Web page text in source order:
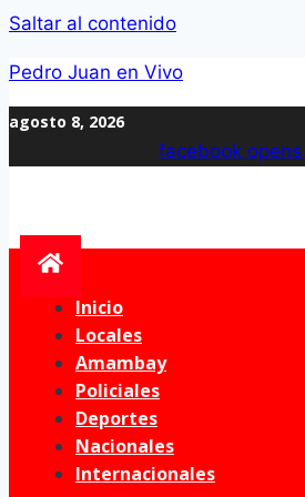
Saltar al contenido
Pedro Juan en Vivo
agosto 8, 2026
facebookopens
Inicio
Locales
Amambay
Policiales
Deportes
Nacionales
Internacionales